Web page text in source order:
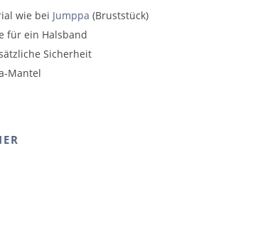
wie bei Jumppa (Bruststück)
für ein Halsband
Sicherheit
Mantel